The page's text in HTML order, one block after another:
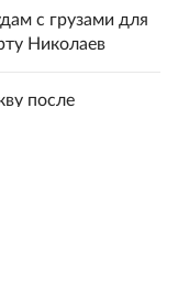
с грузами для
Николаев
после